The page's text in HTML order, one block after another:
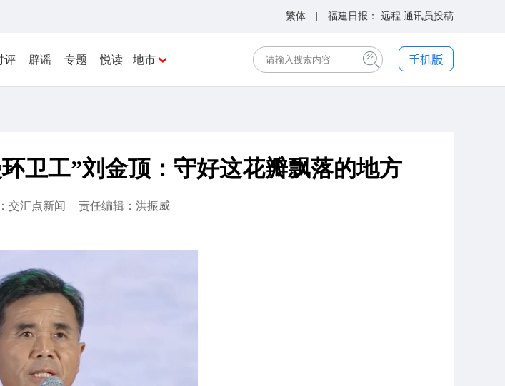
繁体 | 福建日报： 远程 通讯员投稿
评 辟谣 专题 悦读 地市
卫工”刘金顶：守好这花瓣飘落的地方
交汇点新闻 责任编辑：洪振威